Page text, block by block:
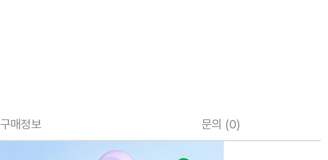
구매정보 문의 (0)